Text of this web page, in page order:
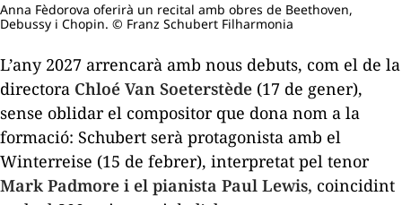
Anna Fèdorova oferirà un recital amb obres de Beethoven,
Debussy i Chopin. © Franz Schubert Filharmonia
L’any 2027 arrencarà amb nous debuts, com el de la
directora Chloé Van Soeterstède (17 de gener),
sense oblidar el compositor que dona nom a la
formació: Schubert serà protagonista amb el
Winterreise (15 de febrer), interpretat pel tenor
Mark Padmore i el pianista Paul Lewis, coincidint